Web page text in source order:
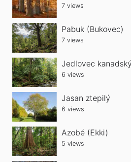
7 views
Pabuk (Bukovec)
7 views
Jedlovec kanadský
6 views
Jasan ztepilý
6 views
Azobé (Ekki)
5 views